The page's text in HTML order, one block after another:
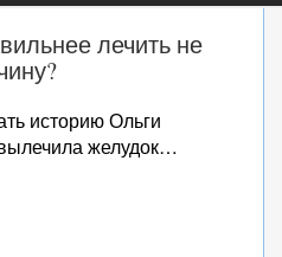
лечить не
историю Ольги
желудок…